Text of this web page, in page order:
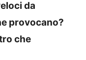
da
provocano?
che